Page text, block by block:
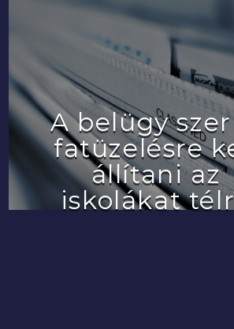
A belügy
fatüzelésre
állítani az
iskolákat